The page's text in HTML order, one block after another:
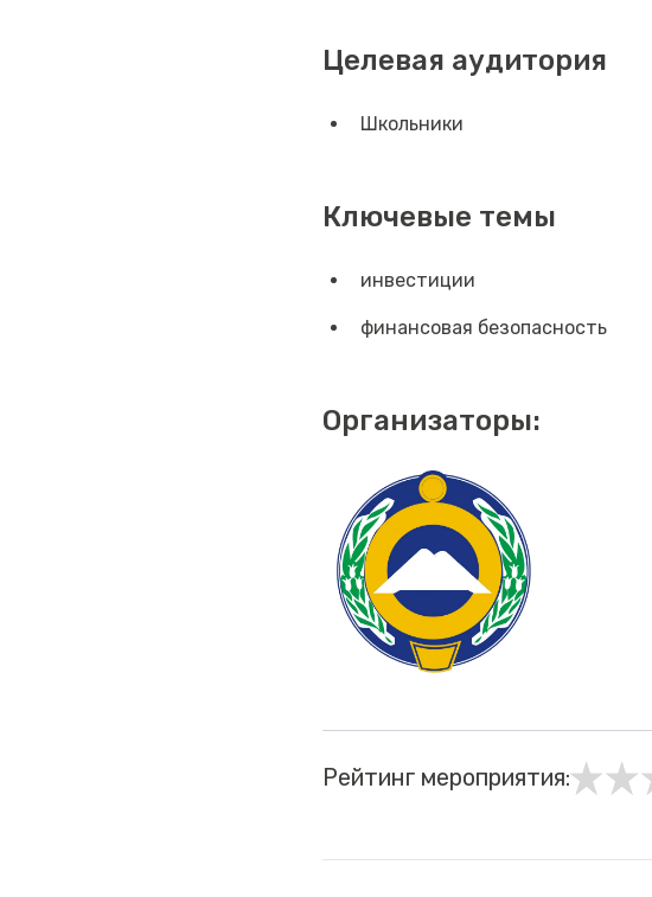
Целевая аудитория
Школьники
Ключевые темы
инвестиции
финансовая безопасность
Организаторы:
Рейтинг мероприятия: